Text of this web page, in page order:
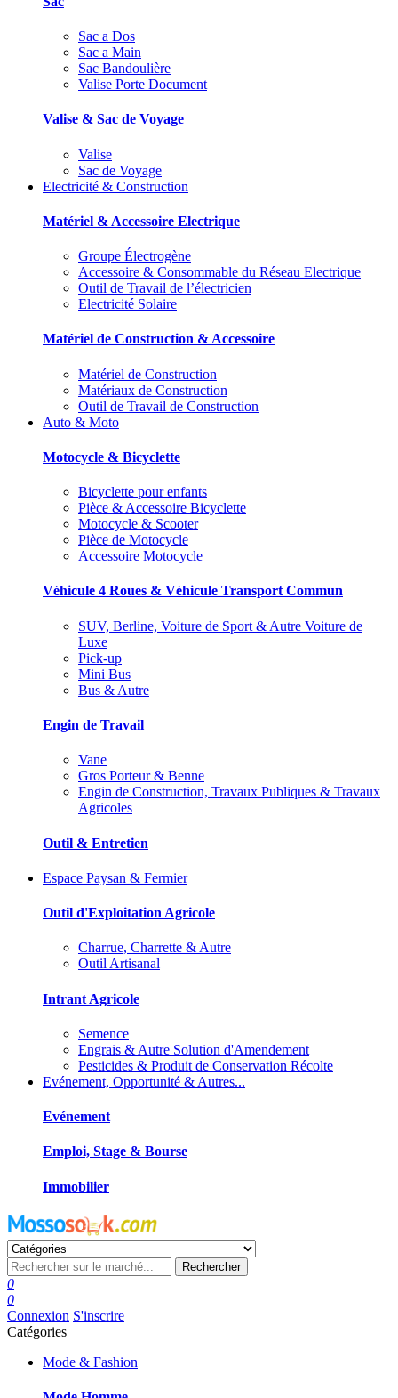
Sac a Dos
Sac a Main
Sac Bandoulière
Valise Porte Document
Valise & Sac de Voyage
Valise
Sac de Voyage
Electricité & Construction
Matériel & Accessoire Electrique
Groupe Électrogène
Accessoire & Consommable du Réseau Electrique
Outil de Travail de l’électricien
Electricité Solaire
Matériel de Construction & Accessoire
Matériel de Construction
Matériaux de Construction
Outil de Travail de Construction
Auto & Moto
Motocycle & Bicyclette
Bicyclette pour enfants
Pièce & Accessoire Bicyclette
Motocycle & Scooter
Pièce de Motocycle
Accessoire Motocycle
Véhicule 4 Roues & Véhicule Transport Commun
SUV, Berline, Voiture de Sport & Autre Voiture de
Luxe
Pick-up
Mini Bus
Bus & Autre
Engin de Travail
Vane
Gros Porteur & Benne
Engin de Construction, Travaux Publiques & Travaux
Agricoles
Outil & Entretien
Espace Paysan & Fermier
Outil d'Exploitation Agricole
Charrue, Charrette & Autre
Outil Artisanal
Intrant Agricole
Semence
Engrais & Autre Solution d'Amendement
Pesticides & Produit de Conservation Récolte
Evénement, Opportunité & Autres...
Evénement
Emploi, Stage & Bourse
Immobilier
Rechercher
0
0
Connexion S'inscrire
Catégories
Mode & Fashion